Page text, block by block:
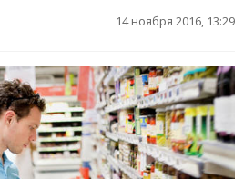
14 ноября 2016, 13:29